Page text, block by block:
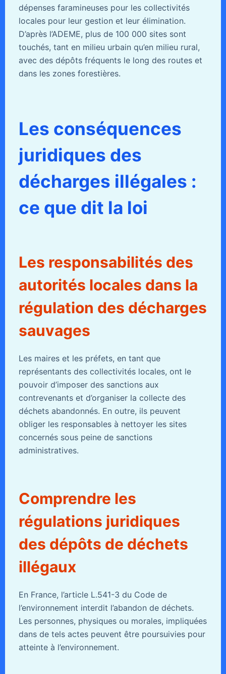
dépenses faramineuses pour les collectivités
locales pour leur gestion et leur élimination.
D’après l’ADEME, plus de 100 000 sites sont
touchés, tant en milieu urbain qu’en milieu rural,
avec des dépôts fréquents le long des routes et
dans les zones forestières.
Les conséquences
juridiques des
décharges illégales :
ce que dit la loi
Les responsabilités des
autorités locales dans la
régulation des décharges
sauvages
Les maires et les préfets, en tant que
représentants des collectivités locales, ont le
pouvoir d’imposer des sanctions aux
contrevenants et d’organiser la collecte des
déchets abandonnés. En outre, ils peuvent
obliger les responsables à nettoyer les sites
concernés sous peine de sanctions
administratives.
Comprendre les
régulations juridiques
des dépôts de déchets
illégaux
En France, l’article L.541-3 du Code de
l’environnement interdit l’abandon de déchets.
Les personnes, physiques ou morales, impliquées
dans de tels actes peuvent être poursuivies pour
atteinte à l’environnement.